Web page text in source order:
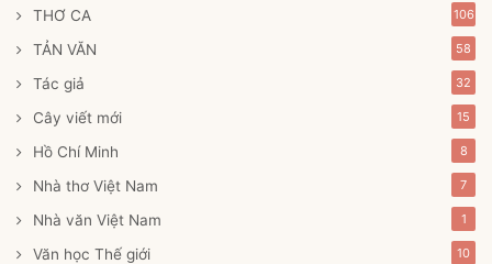
THƠ CA 106
TẢN VĂN 58
Tác giả 32
Cây viết mới 15
Hồ Chí Minh 8
Nhà thơ Việt Nam 7
Nhà văn Việt Nam 1
Văn học Thế giới 10